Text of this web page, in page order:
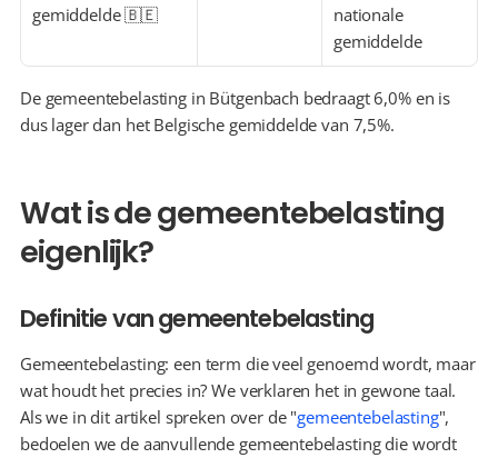
gemiddelde 🇧🇪
nationale
gemiddelde
De gemeentebelasting in Bütgenbach bedraagt 6,0% en is
dus lager dan het Belgische gemiddelde van 7,5%.
Wat is de gemeentebelasting
eigenlijk?
Definitie van gemeentebelasting
Gemeentebelasting: een term die veel genoemd wordt, maar
wat houdt het precies in? We verklaren het in gewone taal.
Als we in dit artikel spreken over de "gemeentebelasting",
bedoelen we de aanvullende gemeentebelasting die wordt